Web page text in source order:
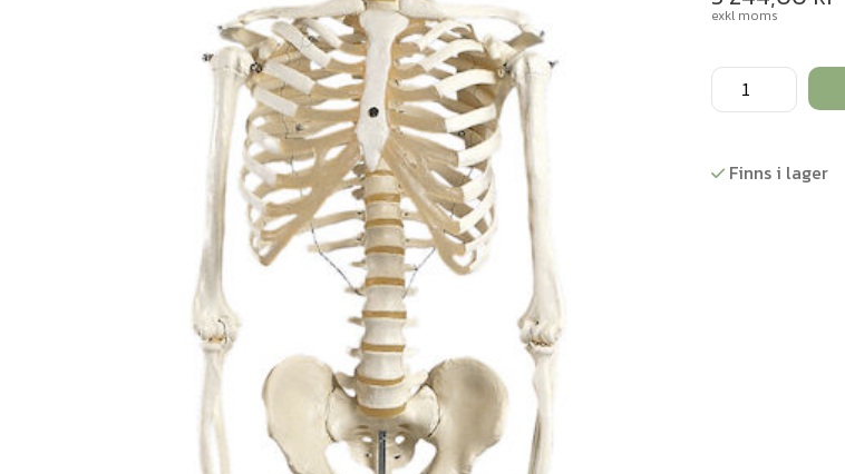
exkl moms
Skelett,
människa,
naturlig
Finns i lager